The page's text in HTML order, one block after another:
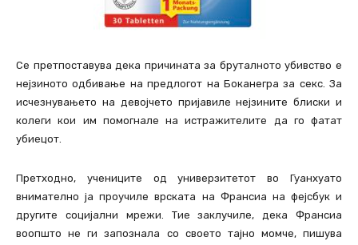
Се претпоставува дека причината за бруталното убивство е
нејзиното одбивање на предлогот на Боканегра за секс. За
исчезнувањето на девојчето пријавиле нејзините блиски и
колеги кои им помогнале на истражителите да го фатат
убиецот.
Претходно, учениците од универзитетот во Гуанхуато
внимателно ја проучиле врската на Франсиа на фејсбук и
другите социјални мрежи. Тие заклучиле, дека Франсиа
воопшто не ги запознала со своето тајно момче, пишува